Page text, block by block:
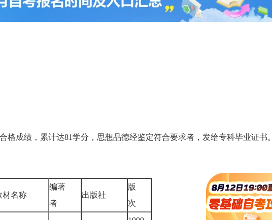
成绩，累计达81学分，思想品德经鉴定符合要求者，发给专科毕业证书。
材名称
编著
者
出版社
版
次